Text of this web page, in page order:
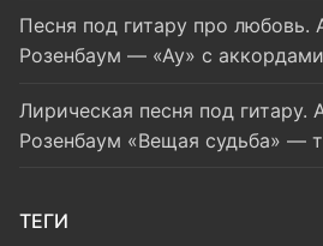
Песня под гитару про любовь.
Розенбаум — «Ау» с аккордами
Лирическая песня под гитару.
Розенбаум «Вещая судьба» —
ТЕГИ